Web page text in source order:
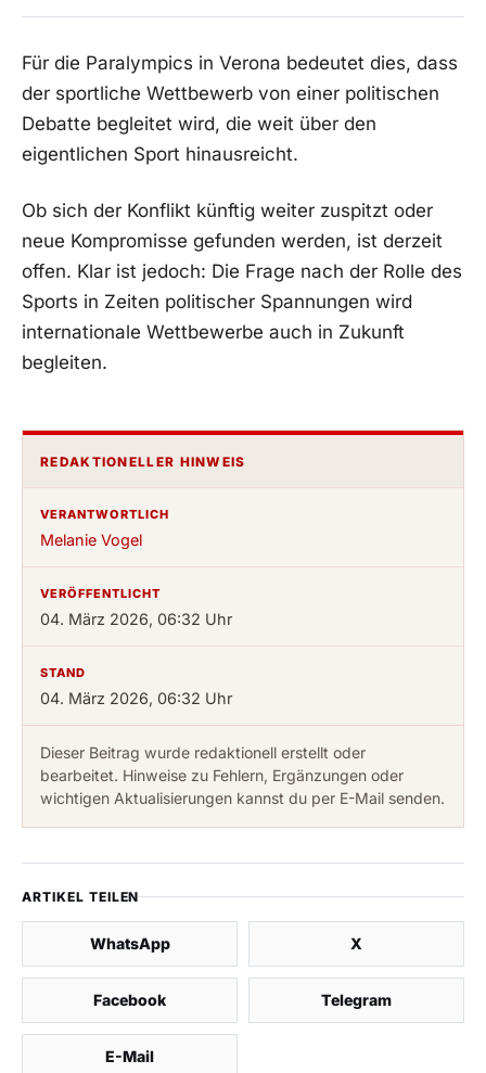
Für die Paralympics in Verona bedeutet dies, dass
der sportliche Wettbewerb von einer politischen
Debatte begleitet wird, die weit über den
eigentlichen Sport hinausreicht.
Ob sich der Konflikt künftig weiter zuspitzt oder
neue Kompromisse gefunden werden, ist derzeit
offen. Klar ist jedoch: Die Frage nach der Rolle des
Sports in Zeiten politischer Spannungen wird
internationale Wettbewerbe auch in Zukunft
begleiten.
REDAKTIONELLER HINWEIS
VERANTWORTLICH
Melanie Vogel
VERÖFFENTLICHT
04. März 2026, 06:32 Uhr
STAND
04. März 2026, 06:32 Uhr
Dieser Beitrag wurde redaktionell erstellt oder
bearbeitet. Hinweise zu Fehlern, Ergänzungen oder
wichtigen Aktualisierungen kannst du per E-Mail senden.
ARTIKEL TEILEN
WhatsApp X
Facebook Telegram
E-Mail